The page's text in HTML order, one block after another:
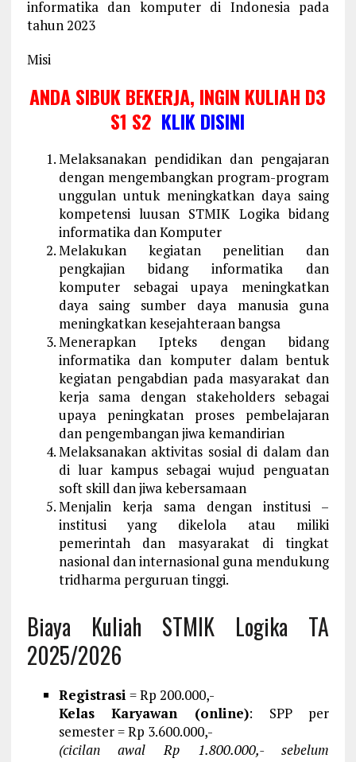
informatika dan komputer di Indonesia pada
tahun 2023
Misi
ANDA SIBUK BEKERJA, INGIN KULIAH D3
S1 S2 KLIK DISINI
Melaksanakan pendidikan dan pengajaran
dengan mengembangkan program-program
unggulan untuk meningkatkan daya saing
kompetensi luusan STMIK Logika bidang
informatika dan Komputer
Melakukan kegiatan penelitian dan
pengkajian bidang informatika dan
komputer sebagai upaya meningkatkan
daya saing sumber daya manusia guna
meningkatkan kesejahteraan bangsa
Menerapkan Ipteks dengan bidang
informatika dan komputer dalam bentuk
kegiatan pengabdian pada masyarakat dan
kerja sama dengan stakeholders sebagai
upaya peningkatan proses pembelajaran
dan pengembangan jiwa kemandirian
Melaksanakan aktivitas sosial di dalam dan
di luar kampus sebagai wujud penguatan
soft skill dan jiwa kebersamaan
Menjalin kerja sama dengan institusi –
institusi yang dikelola atau miliki
pemerintah dan masyarakat di tingkat
nasional dan internasional guna mendukung
tridharma perguruan tinggi.
Biaya Kuliah STMIK Logika TA
2025/2026
Registrasi = Rp 200.000,-
Kelas Karyawan (online): SPP per
semester = Rp 3.600.000,-
(cicilan awal Rp 1.800.000,- sebelum